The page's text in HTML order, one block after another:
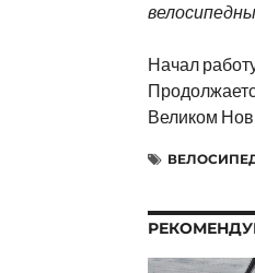
Начал
Великом